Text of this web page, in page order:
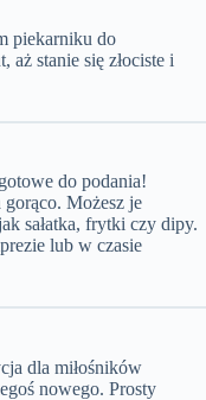
piekarniku do
aż stanie się złociste i
do podania!
Możesz je
sałatka, frytki czy dipy.
lub w czasie
dla miłośników
nowego. Prosty